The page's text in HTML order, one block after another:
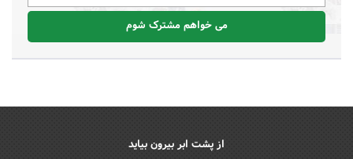
می خواهم مشترک شوم
از پشت ابر بیرون بیاید